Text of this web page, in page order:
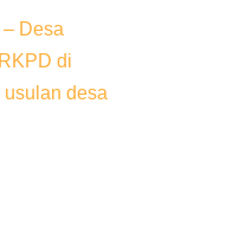
Desa
di
usulan desa